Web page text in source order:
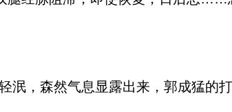
泯，森然气息显露出来，郭成猛的